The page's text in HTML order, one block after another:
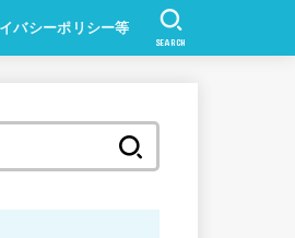
バシーポリシー等
SEARCH